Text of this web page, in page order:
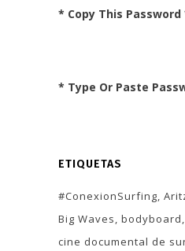
* Copy This Password
* Type Or Paste
ETIQUETAS
#ConexionSurfing
Big Waves bodyboard
cine documental de